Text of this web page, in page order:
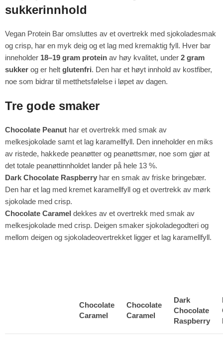
sukkerinnhold
Vegan Protein Bar omsluttes av et overtrekk med sjokoladesmak
og crisp, har en myk deig og et lag med kremaktig fyll. Hver bar
inneholder 18–19 gram protein av høy kvalitet, under 2 gram
sukker og er helt glutenfri. Den har et høyt innhold av kostfiber,
noe som bidrar til metthetsfølelse i løpet av dagen.
Tre gode smaker
Chocolate Peanut har et overtrekk med smak av
melkesjokolade samt et lag karamellfyll. Den inneholder en miks
av ristede, hakkede peanøtter og peanøttsmør, noe som gjør at
det totale peanøttinnholdet lander på hele 13 %.
Dark Chocolate Raspberry har en smak av friske bringebær.
Den har et lag med kremet karamellfyll og et overtrekk av mørk
sjokolade med crisp.
Chocolate Caramel dekkes av et overtrekk med smak av
melkesjokolade med crisp. Deigen smaker sjokoladegodteri og
mellom deigen og sjokoladeovertrekket ligger et lag karamellfyll.
Chocolate
Caramel
Chocolate
Caramel
Dark
Chocolate
Raspberry